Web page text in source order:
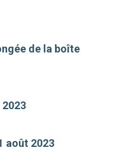
de la boîte
août 2023